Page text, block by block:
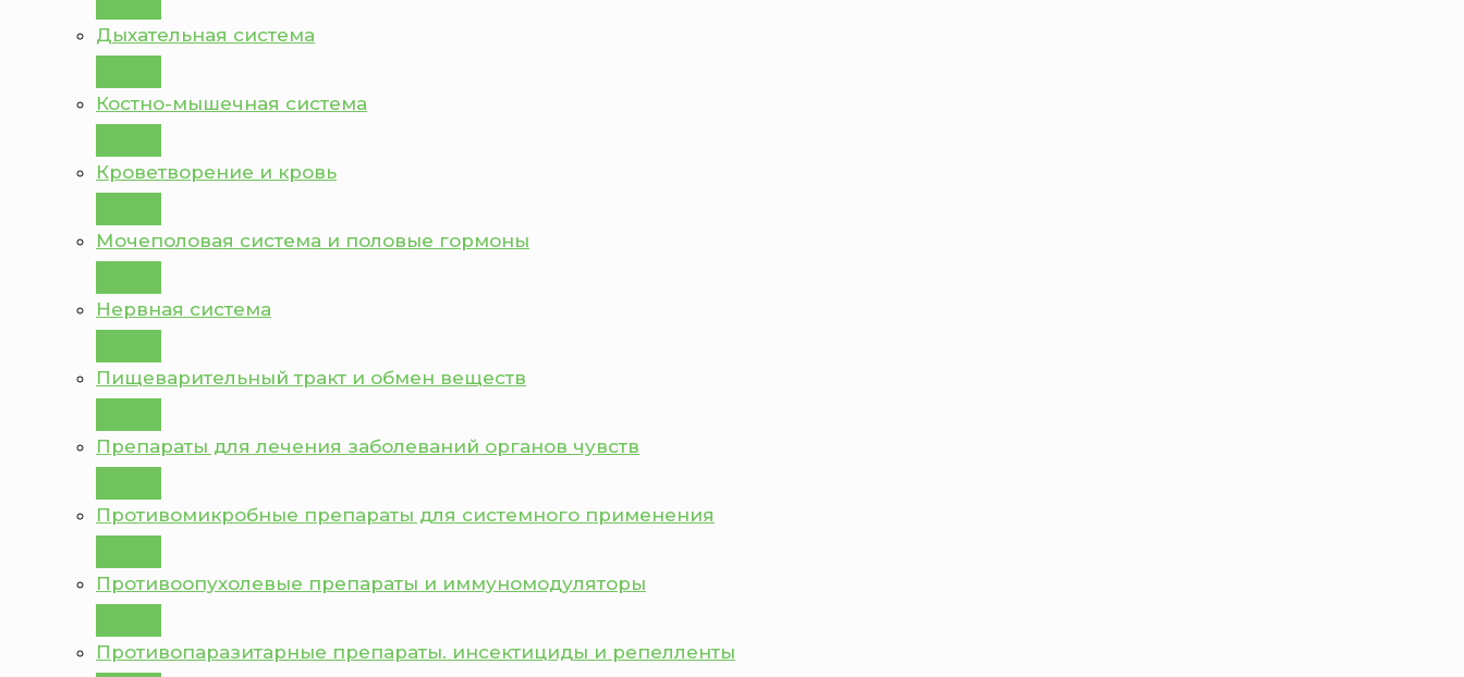
Дыхательная система
Костно-мышечная система
Кроветворение и кровь
Мочеполовая система и половые гормоны
Нервная система
Пищеварительный тракт и обмен веществ
Препараты для лечения заболеваний органов чувств
Противомикробные препараты для системного применения
Противоопухолевые препараты и иммуномодуляторы
Противопаразитарные препараты. инсектициды и репелленты